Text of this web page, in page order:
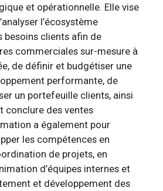
et opérationnelle. Elle vise
l’écosystème
besoins clients afin de
commerciales sur-mesure à
de définir et budgétiser une
performante, de
un portefeuille clients, ainsi
conclure des ventes
a également pour
les compétences en
de projets, en
d’équipes internes et
et développement des